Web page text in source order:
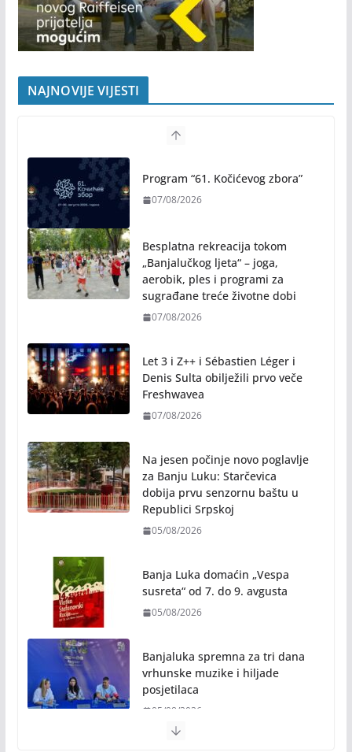
NAJNOVIJE VIJESTI
Program “61. Kočićevog zbora”
07/08/2026
Besplatna rekreacija tokom
„Banjalučkog ljeta“ – joga,
aerobik, ples i programi za
sugrađane treće životne dobi
07/08/2026
Let 3 i Z++ i Sébastien Léger i
Denis Sulta obilježili prvo veče
Freshwavea
07/08/2026
Na jesen počinje novo poglavlje
za Banju Luku: Starčevica
dobija prvu senzornu baštu u
Republici Srpskoj
05/08/2026
Banja Luka domaćin „Vespa
susreta“ od 7. do 9. avgusta
05/08/2026
Banjaluka spremna za tri dana
vrhunske muzike i hiljade
posjetilaca
05/08/2026